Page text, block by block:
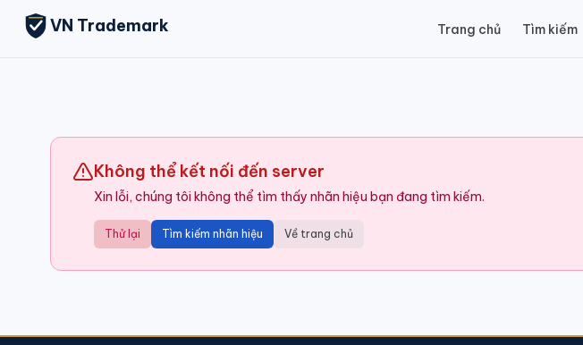
VN Trademark Trang chủ Tìm kiếm
Không thể kết nối đến server
Xin lỗi, chúng tôi không thể tìm thấy nhãn hiệu bạn đang tìm kiếm.
Thử lại Tìm kiếm nhãn hiệu Về trang chủ